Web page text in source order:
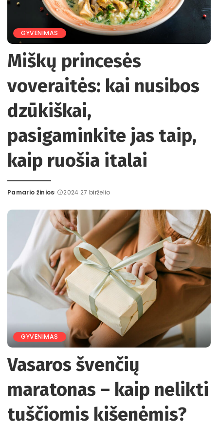
GYVENIMAS
Miškų princesės
voveraitės: kai nusibos
dzūkiškai,
pasigaminkite jas taip,
kaip ruošia italai
Posted
Pamario žinios 2024 27 birželio
GYVENIMAS
Vasaros švenčių
maratonas – kaip nelikti
tuščiomis kišenėmis?